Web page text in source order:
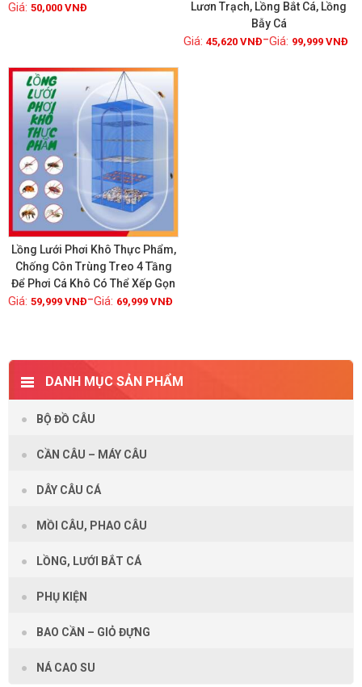
50,000 VNĐ
Xem chi tiết
Lươn Trạch, Lồng Bắt Cá, Lồng
Bẫy Cá
45,620 VNĐ– 99,999 VNĐ
GIẢM GIÁ!
Xem chi tiết
Lồng Lưới Phơi Khô Thực Phẩm,
Chống Côn Trùng Treo 4 Tầng
Để Phơi Cá Khô Có Thể Xếp Gọn
59,999 VNĐ– 69,999 VNĐ
DANH MỤC SẢN PHẨM
BỘ ĐỒ CÂU
CẦN CÂU – MÁY CÂU
DÂY CÂU CÁ
MỒI CÂU, PHAO CÂU
LỒNG, LƯỚI BẮT CÁ
PHỤ KIỆN
BAO CẦN – GIỎ ĐỰNG
NÁ CAO SU